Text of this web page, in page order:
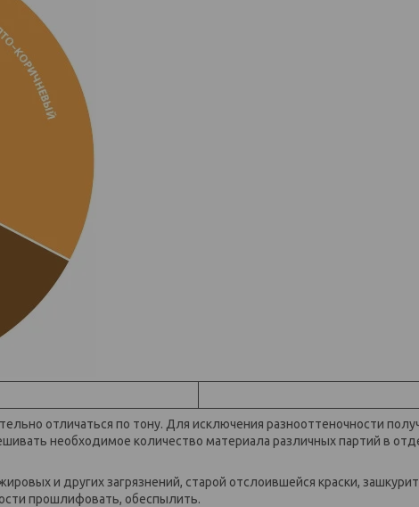
отличаться по тону. Для исключения разнооттеночности
необходимое количество материала различных партий в
и других загрязнений, старой отслоившейся краски,
прошлифовать, обеспылить.